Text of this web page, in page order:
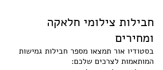
חבילות צילומי חלאקה
ומחירים
בסטודיו אור תמצאו מספר חבילות גמישות
המותאמות לצרכים שלכם: